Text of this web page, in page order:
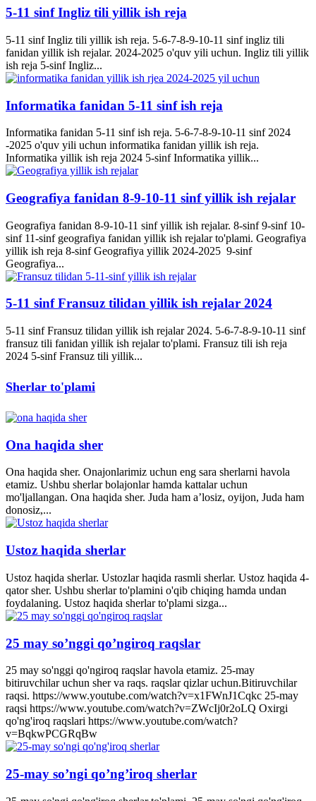
5-11 sinf Ingliz tili yillik ish reja
5-11 sinf Ingliz tili yillik ish reja. 5-6-7-8-9-10-11 sinf ingliz tili
fanidan yillik ish rejalar. 2024-2025 o'quv yili uchun. Ingliz tili yillik
ish reja 5-sinf Ingliz...
Informatika fanidan 5-11 sinf ish reja
Informatika fanidan 5-11 sinf ish reja. 5-6-7-8-9-10-11 sinf 2024
-2025 o'quv yili uchun informatika fanidan yillik ish reja.
Informatika yillik ish reja 2024 5-sinf Informatika yillik...
Geografiya fanidan 8-9-10-11 sinf yillik ish rejalar
Geografiya fanidan 8-9-10-11 sinf yillik ish rejalar. 8-sinf 9-sinf 10-
sinf 11-sinf geografiya fanidan yillik ish rejalar to'plami. Geografiya
yillik ish reja 8-sinf Geografiya yillik 2024-2025 9-sinf
Geografiya...
5-11 sinf Fransuz tilidan yillik ish rejalar 2024
5-11 sinf Fransuz tilidan yillik ish rejalar 2024. 5-6-7-8-9-10-11 sinf
fransuz tili fanidan yillik ish rejalar to'plami. Fransuz tili ish reja
2024 5-sinf Fransuz tili yillik...
Sherlar to'plami
Ona haqida sher
Ona haqida sher. Onajonlarimiz uchun eng sara sherlarni havola
etamiz. Ushbu sherlar bolajonlar hamda kattalar uchun
mo'ljallangan. Ona haqida sher. Juda ham a’losiz, oyijon, Juda ham
donosiz,...
Ustoz haqida sherlar
Ustoz haqida sherlar. Ustozlar haqida rasmli sherlar. Ustoz haqida 4-
qator sher. Ushbu sherlar to'plamini o'qib chiqing hamda undan
foydalaning. Ustoz haqida sherlar to'plami sizga...
25 may so’nggi qo’ngiroq raqslar
25 may so'nggi qo'ngiroq raqslar havola etamiz. 25-may
bitiruvchilar uchun sher va raqs. raqslar qizlar uchun.Bitiruvchilar
raqsi. https://www.youtube.com/watch?v=x1FWnJ1Cqkc 25-may
raqsi https://www.youtube.com/watch?v=ZWcIj0r2oLQ Oxirgi
qo'ng'iroq raqslari https://www.youtube.com/watch?
v=BqkwPCGRqBw
25-may so’ngi qo’ng’iroq sherlar